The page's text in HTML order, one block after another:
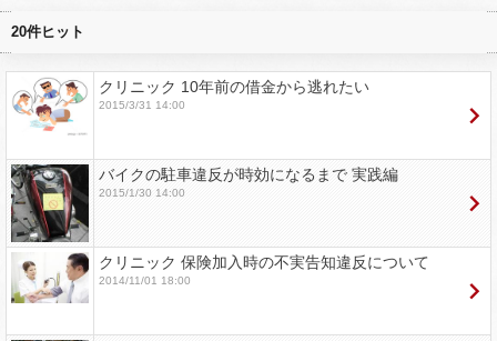
20件ヒット
クリニック 10年前の借金から逃れたい
2015/3/31 14:00
バイクの駐車違反が時効になるまで 実践編
2015/1/30 14:00
クリニック 保険加入時の不実告知違反について
2014/11/01 18:00